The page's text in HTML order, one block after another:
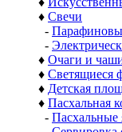
♦ Свечи
-
-
♦ Очаги и
♦ Светящиеся
♦ Детская
♦ Пасхальная
- Пасхальные